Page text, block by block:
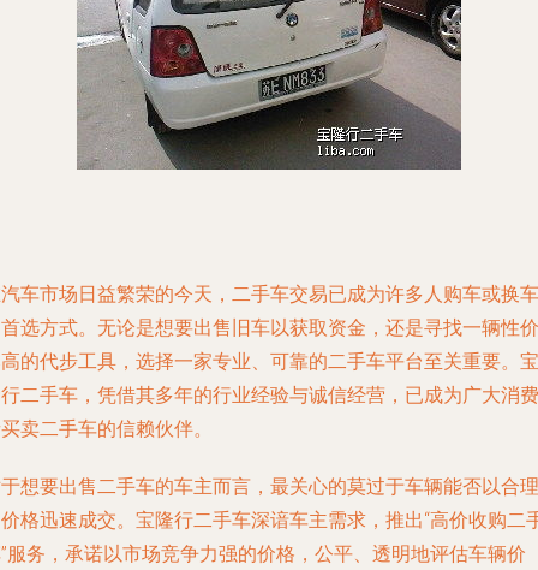
车市场日益繁荣的今天，二手车交易已成为许多人购车或换车
选方式。无论是想要出售旧车以获取资金，还是寻找一辆性价
的代步工具，选择一家专业、可靠的二手车平台至关重要。宝
二手车，凭借其多年的行业经验与诚信经营，已成为广大消费
卖二手车的信赖伙伴。
想要出售二手车的车主而言，最关心的莫过于车辆能否以合理
格迅速成交。宝隆行二手车深谙车主需求，推出“高价收购二
服务，承诺以市场竞争力强的价格，公平、透明地评估车辆价